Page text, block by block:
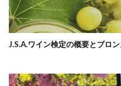
J.S.A.ワイン検定の概要とブロ